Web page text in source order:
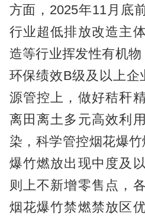
方面，2025年11月底
行业超低排放改造主
造等行业挥发性有机
环保绩效B级及以上企
源管控上，做好秸秆
离田离土多元高效利
染，科学管控烟花爆
爆竹燃放出现中度及
则上不新增零售点，
烟花爆竹禁燃禁放区